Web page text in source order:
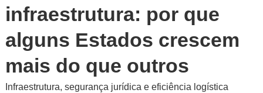
infraestrutura: por que
alguns Estados crescem
mais do que outros
Infraestrutura, segurança jurídica e eficiência logística